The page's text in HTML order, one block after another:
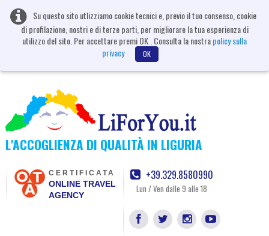
Su questo sito utlizziamo cookie tecnici e, previo il tuo consenso, cookie
di profilazione, nostri e di terze parti, per migliorare la tua esperienza di
utilizzo del sito. Per accettare premi OK . Consulta la nostrapolicy sulla
privacy
OK
L'ACCOGLIENZA DI QUALITÀ IN LIGURIA
CERTIFICATA
ONLINE TRAVEL
AGENCY
+39.329.8580990
Lun / Ven dalle 9 alle 18